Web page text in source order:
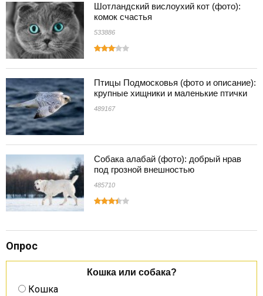
Шотландский вислоухий кот (фото):
комок счастья
533886
Птицы Подмосковья (фото и описание):
крупные хищники и маленькие птички
489167
Собака алабай (фото): добрый нрав
под грозной внешностью
485710
Опрос
Кошка или собака?
Кошка